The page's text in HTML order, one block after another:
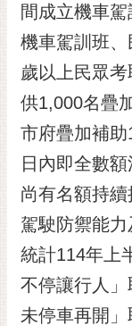
間成立機車
機車駕訓班
歲以上民眾
供1,000名疊
市府疊加補
日內即全數
尚有名額持
駕駛防禦能力
統計114年上
不停讓行人
未停車再開